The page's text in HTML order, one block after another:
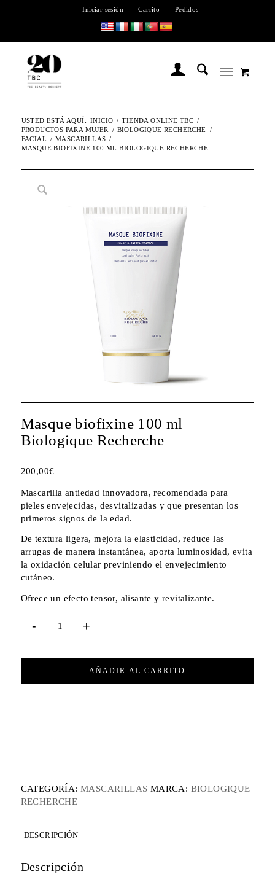
Iniciar sesión Carrito Pedidos
USTED ESTÁ AQUÍ: INICIO / TIENDA ONLINE TBC /
PRODUCTOS PARA MUJER
/ BIOLOGIQUE RECHERCHE /
FACIAL / MASCARILLAS /
MASQUE BIOFIXINE 100 ML BIOLOGIQUE RECHERCHE
Masque biofixine 100 ml
Biologique Recherche
200,00€
Mascarilla antiedad innovadora, recomendada para
pieles envejecidas, desvitalizadas y que presentan los
primeros signos de la edad.
De textura ligera, mejora la elasticidad, reduce las
arrugas de manera instantánea, aporta luminosidad, evita
la oxidación celular previniendo el envejecimiento
cutáneo.
Ofrece un efecto tensor, alisante y revitalizante.
AÑADIR AL CARRITO
CATEGORÍA: MASCARILLAS MARCA: BIOLOGIQUE
RECHERCHE
DESCRIPCIÓN
Descripción